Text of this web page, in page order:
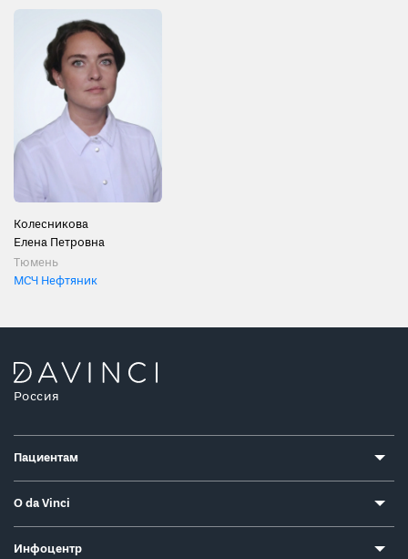
Колесникова
Елена Петровна
Тюмень
МСЧ Нефтяник
Россия
Пациентам
О da Vinci
Инфоцентр